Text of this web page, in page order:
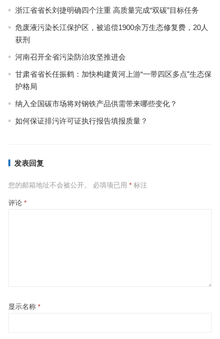
浙江省省长刘捷明确四个注重 高质量完成“双碳”目标任务
危废液污染长江保护区，被追偿1900余万生态修复费，20人
获刑
河南召开全省污染防治攻坚推进会
甘肃省省长任振鹤：加快构建黄河上游“一带四区多点”生态保
护格局
纳入全国碳市场将对钢铁产品供需带来哪些变化？
如何保证排污许可证执行报告填报质量？
发表回复
您的邮箱地址不会被公开。 必填项已用 *标注
评论 *
显示名称 *